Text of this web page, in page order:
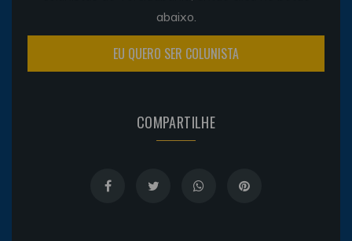
abaixo.
EU QUERO SER COLUNISTA
COMPARTILHE